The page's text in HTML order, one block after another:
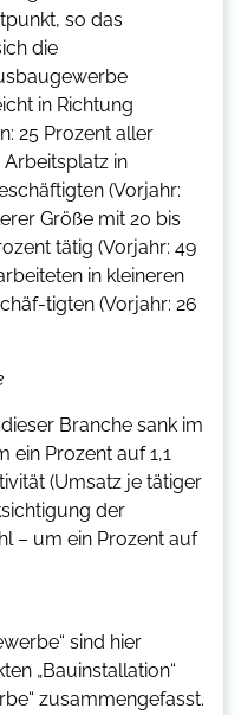
so das
die
in Richtung
25 Prozent aller
in
(Vorjahr:
Größe mit 20 bis
tätig (Vorjahr: 49
in kleineren
tigten (Vorjahr: 26
Branche sank im
ein Prozent auf 1,1
(Umsatz je tätiger
der
– um ein Prozent auf
sind hier
„Bauinstallation“
zusammengefasst.